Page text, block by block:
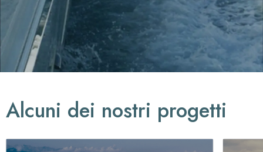
Alcuni dei nostri progetti